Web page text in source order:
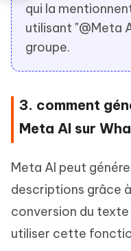
qui la
utilisant "@Meta
groupe.
3. comment
Meta AI sur
Meta AI peut
descriptions grâce
conversion du
utiliser cette